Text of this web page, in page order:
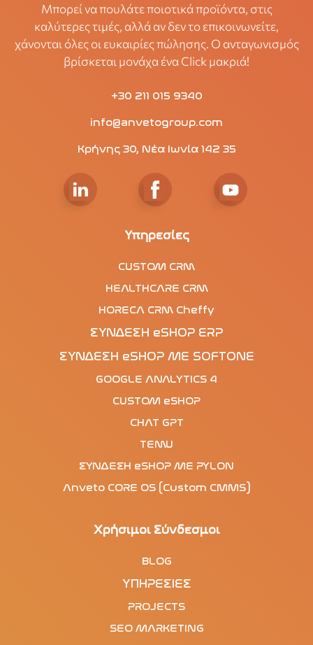
Μπορεί να πουλάτε ποιοτικά προϊόντα, στις
καλύτερες τιμές, αλλά αν δεν το επικοινωνείτε,
χάνονται όλες οι ευκαιρίες πώλησης. Ο ανταγωνισμός
βρίσκεται μονάχα ένα Click μακριά!
+30 211 015 9340
info@anvetogroup.com
Κρήνης 30, Νέα Ιωνία 142 35
Υπηρεσίες
CUSTOM CRM
HEALTHCARE CRM
HORECA CRM Cheffy
ΣΥΝΔΕΣΗ eSHOP ERP
ΣΥΝΔΕΣΗ eSHOP ΜΕ SOFTONE
GOOGLE ANALYTICS 4
CUSTOM eSHOP
CHAT GPT
TEMU
ΣΥΝΔΕΣΗ eSHOP ΜΕ PYLON
Anveto CORE OS (Custom CMMS)
Χρήσιμοι Σύνδεσμοι
BLOG
ΥΠΗΡΕΣΙΕΣ
PROJECTS
SEO MARKETING